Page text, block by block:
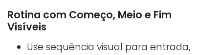
Rotina com Começo, Meio e Fim
Visíveis
Use sequência visual para entrada,